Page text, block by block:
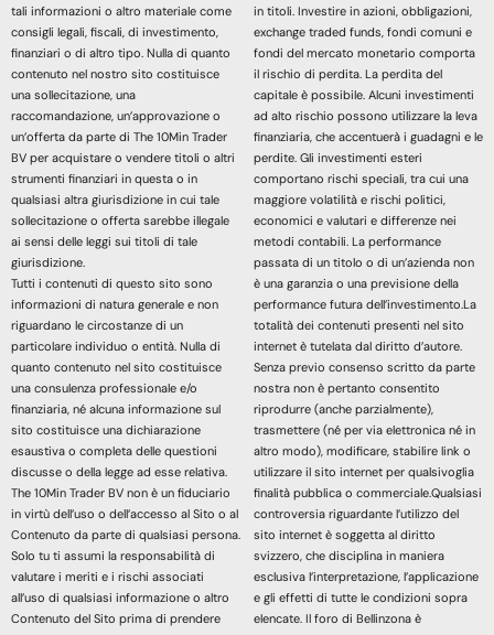
tali informazioni o altro materiale come
consigli legali, fiscali, di investimento,
finanziari o di altro tipo. Nulla di quanto
contenuto nel nostro sito costituisce
una sollecitazione, una
raccomandazione, un’approvazione o
un’offerta da parte di The 10Min Trader
BV per acquistare o vendere titoli o altri
strumenti finanziari in questa o in
qualsiasi altra giurisdizione in cui tale
sollecitazione o offerta sarebbe illegale
ai sensi delle leggi sui titoli di tale
giurisdizione.
Tutti i contenuti di questo sito sono
informazioni di natura generale e non
riguardano le circostanze di un
particolare individuo o entità. Nulla di
quanto contenuto nel sito costituisce
una consulenza professionale e/o
finanziaria, né alcuna informazione sul
sito costituisce una dichiarazione
esaustiva o completa delle questioni
discusse o della legge ad esse relativa.
The 10Min Trader BV non è un fiduciario
in virtù dell’uso o dell’accesso al Sito o al
Contenuto da parte di qualsiasi persona.
Solo tu ti assumi la responsabilità di
valutare i meriti e i rischi associati
all’uso di qualsiasi informazione o altro
Contenuto del Sito prima di prendere
in titoli. Investire in azioni, obbligazioni,
exchange traded funds, fondi comuni e
fondi del mercato monetario comporta
il rischio di perdita. La perdita del
capitale è possibile. Alcuni investimenti
ad alto rischio possono utilizzare la leva
finanziaria, che accentuerà i guadagni e le
perdite. Gli investimenti esteri
comportano rischi speciali, tra cui una
maggiore volatilità e rischi politici,
economici e valutari e differenze nei
metodi contabili. La performance
passata di un titolo o di un’azienda non
è una garanzia o una previsione della
performance futura dell’investimento.La
totalità dei contenuti presenti nel sito
internet è tutelata dal diritto d’autore.
Senza previo consenso scritto da parte
nostra non è pertanto consentito
riprodurre (anche parzialmente),
trasmettere (né per via elettronica né in
altro modo), modificare, stabilire link o
utilizzare il sito internet per qualsivoglia
finalità pubblica o commerciale.Qualsiasi
controversia riguardante l’utilizzo del
sito internet è soggetta al diritto
svizzero, che disciplina in maniera
esclusiva l’interpretazione, l’applicazione
e gli effetti di tutte le condizioni sopra
elencate. Il foro di Bellinzona è